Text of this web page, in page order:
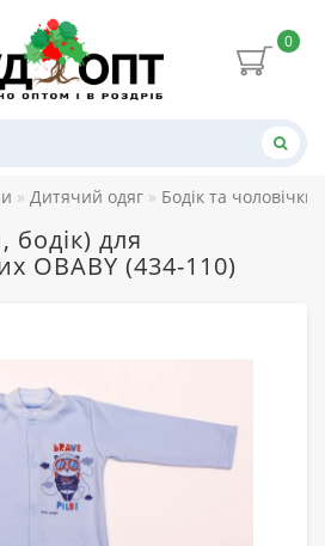
0
Дитячий одяг Бодік та чоловічки
бодік) для
OBABY (434-110)